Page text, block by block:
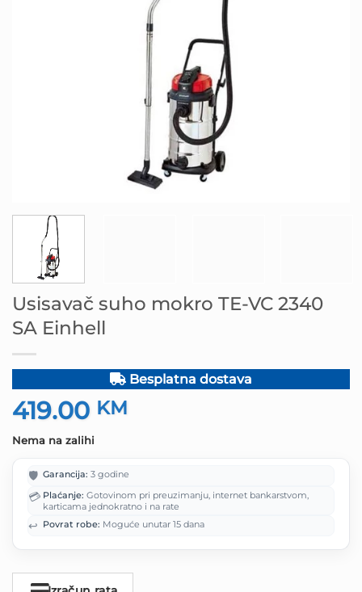
Usisavač suho mokro TE-VC 2340
SA Einhell
Besplatna dostava
419.00 KM
Nema na zalihi
🛡️ Garancija: 3 godine
💳 Plaćanje: Gotovinom pri preuzimanju, internet bankarstvom,
karticama jednokratno i na rate
↩️ Povrat robe: Moguće unutar 15 dana